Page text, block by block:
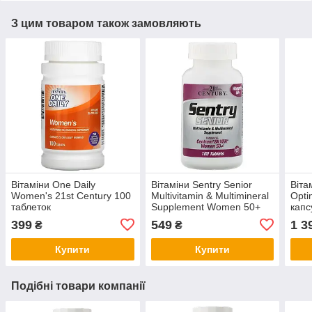
З цим товаром також замовляють
Вітаміни One Daily
Women's 21st Century 100
таблеток
399 ₴
Купити
Вітаміни Sentry Senior
Multivitamin & Multimineral
Supplement Women 50+
21st Century 100 таблеток
549₴
Купити
1
Подібні товари компанії